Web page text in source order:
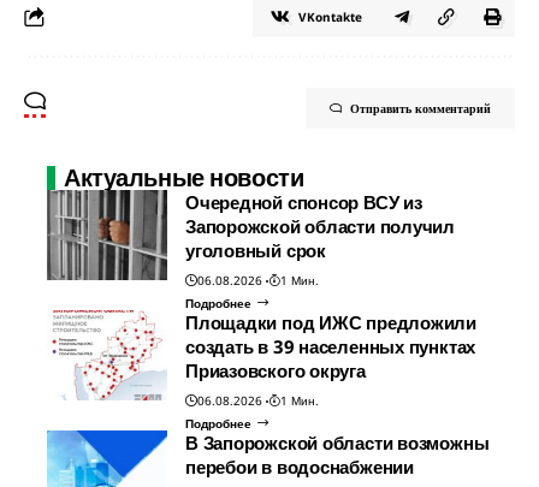
VKontakte
Отправить комментарий
Актуальные новости
Очередной спонсор ВСУ из
Запорожской области получил
уголовный срок
06.08.2026
1 Мин.
Подробнее
Площадки под ИЖС предложили
создать в 39 населенных пунктах
Приазовского округа
06.08.2026
1 Мин.
Подробнее
В Запорожской области возможны
перебои в водоснабжении